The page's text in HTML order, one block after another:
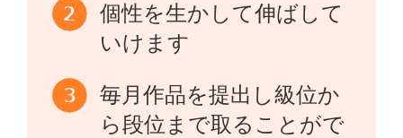
個性を生かして伸ばして
いけます
毎月作品を提出し級位か
ら段位まで取ることがで